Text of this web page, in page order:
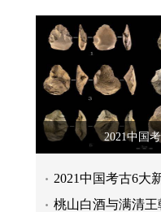
2021中国
2021中国考古6大
桃山白酒与满清